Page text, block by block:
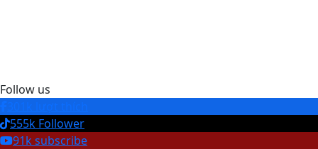
Follow us
555k Follower
91k subscribe